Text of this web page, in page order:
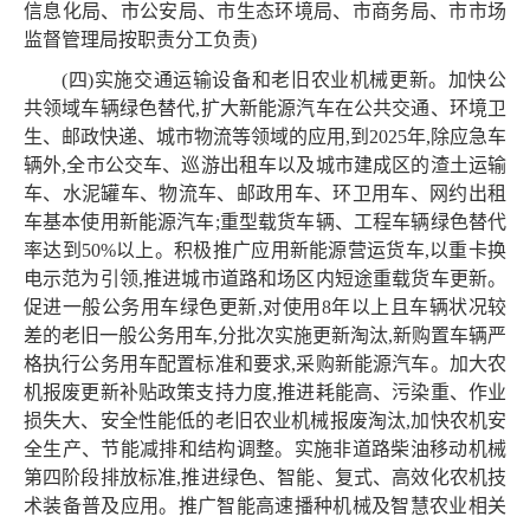
信息化局、市公安局、市生态环境局、市商务局、市市场
监督管理局按职责分工负责)
(四)实施交通运输设备和老旧农业机械更新。加快公
共领域车辆绿色替代,扩大新能源汽车在公共交通、环境卫
生、邮政快递、城市物流等领域的应用,到2025年,除应急车
辆外,全市公交车、巡游出租车以及城市建成区的渣土运输
车、水泥罐车、物流车、邮政用车、环卫用车、网约出租
车基本使用新能源汽车;重型载货车辆、工程车辆绿色替代
率达到50%以上。积极推广应用新能源营运货车,以重卡换
电示范为引领,推进城市道路和场区内短途重载货车更新。
促进一般公务用车绿色更新,对使用8年以上且车辆状况较
差的老旧一般公务用车,分批次实施更新淘汰,新购置车辆严
格执行公务用车配置标准和要求,采购新能源汽车。加大农
机报废更新补贴政策支持力度,推进耗能高、污染重、作业
损失大、安全性能低的老旧农业机械报废淘汰,加快农机安
全生产、节能减排和结构调整。实施非道路柴油移动机械
第四阶段排放标准,推进绿色、智能、复式、高效化农机技
术装备普及应用。推广智能高速播种机械及智慧农业相关